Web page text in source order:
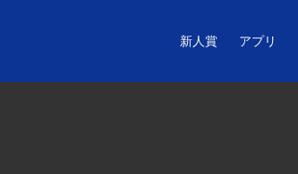
新人賞 アプリ